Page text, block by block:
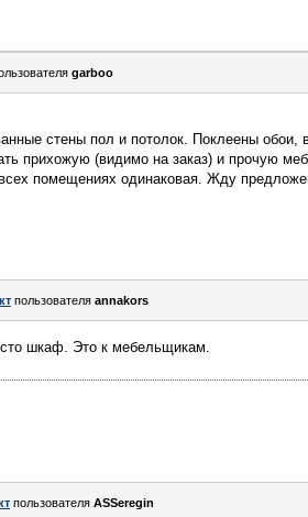
garboo
стены пол и потолок. Поклеены обои,
прихожую (видимо на заказ) и прочую
помещениях одинаковая. Жду
пользователя annakors
шкаф. Это к мебельщикам.
пользователя ASSeregin